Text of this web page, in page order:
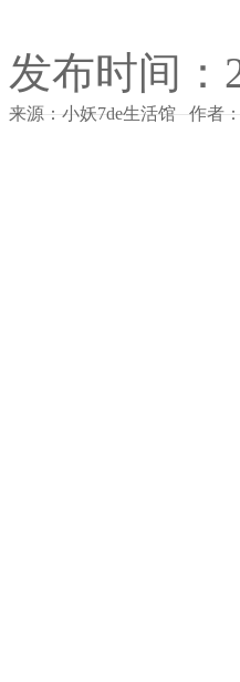
发布时间：
来源：小妖7de生活馆 作者